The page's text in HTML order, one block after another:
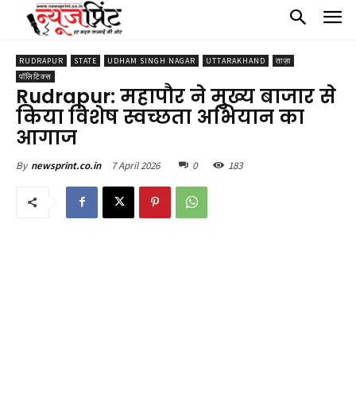
RUDRAPUR STATE UDHAM SINGH NAGAR UTTARAKHAND
ताज़ा
पॉलिटिक्स
Rudrapur: महापौर ने मुख्य बाजार से
किया विशेष स्वच्छता अभियान का
आगाज
By newsprint.co.in 7 April 2026 0 183